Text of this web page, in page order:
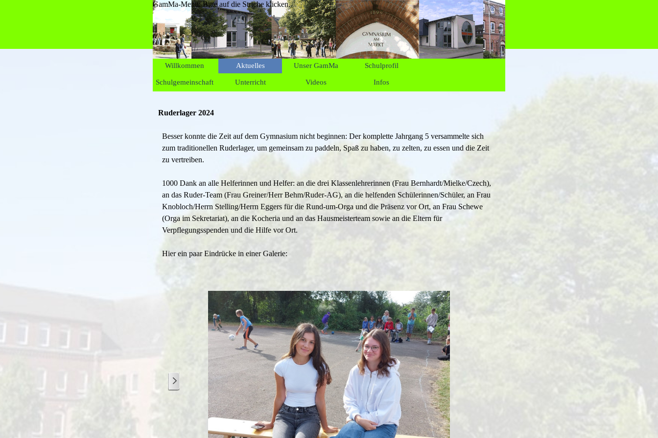
Willkommen Aktuelles Unser GamMa Schulprofil
Schulgemeinschaft Unterricht Videos Infos
GamMa-Menü: Bitte auf die Striche klicken.
Ruderlager 2024
Besser konnte die Zeit auf dem Gymnasium nicht beginnen: Der komplette Jahrgang 5 versammelte sich
zum traditionellen Ruderlager, um gemeinsam zu paddeln, Spaß zu haben, zu zelten, zu essen und die Zeit
zu vertreiben.
1000 Dank an alle Helferinnen und Helfer: an die drei Klassenlehrerinnen (Frau Bernhardt/Mielke/Czech),
an das Ruder-Team (Frau Greiner/Herr Behm/Ruder-AG), an die helfenden Schülerinnen/Schüler, an Frau
Knobloch/Herrn Stelling/Herrn Eggers für die Rund-um-Orga und die Präsenz vor Ort, an Frau Schewe
(Orga im Sekretariat), an die Kocheria und an das Hausmeisterteam sowie an die Eltern für
Verpflegungsspenden und die Hilfe vor Ort.
Hier ein paar Eindrücke in einer Galerie: